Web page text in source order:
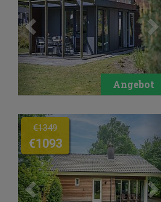
Previous
€1349
€1093